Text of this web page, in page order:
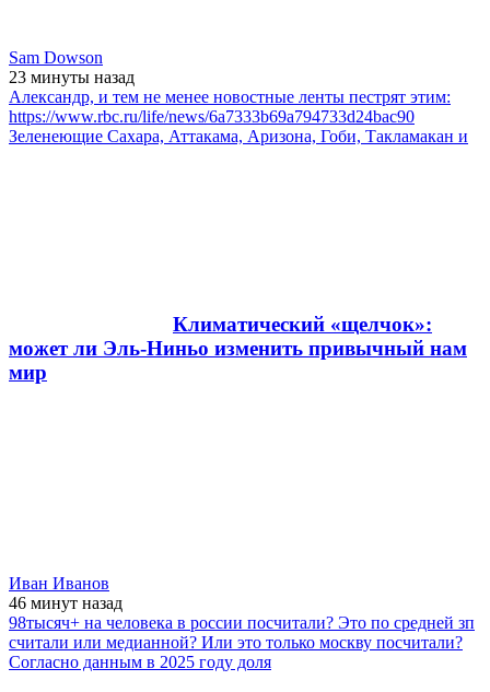
Sam Dowson
23 минуты назад
Александр, и тем не менее новостные ленты пестрят этим:
https://www.rbc.ru/life/news/6a7333b69a794733d24bac90
Зеленеющие Сахара, Аттакама, Аризона, Гоби, Такламакан и
Климатический «щелчок»:
может ли Эль-Ниньо изменить привычный нам
мир
Иван Иванов
46 минут назад
98тысяч+ на человека в россии посчитали? Это по средней зп
считали или медианной? Или это только москву посчитали?
Согласно данным в 2025 году доля